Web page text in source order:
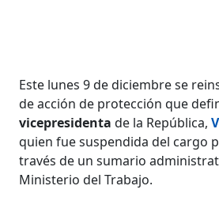
Este lunes 9 de diciembre se
de acción de protección que
vicepresidentade la República,
quien fuesuspendida del cargo
través de un sumario
Ministerio del Trabajo.